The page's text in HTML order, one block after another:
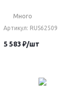
Много
Артикул: RUS62509
5 583 ₽/шт